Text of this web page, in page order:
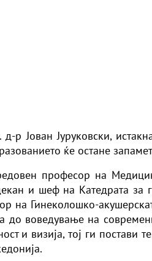
р Јован Јуруковски,
ќе остане
професор на
и шеф на Катедрата за
на Гинеколошко-
до воведување на
и визија, тој ги постави